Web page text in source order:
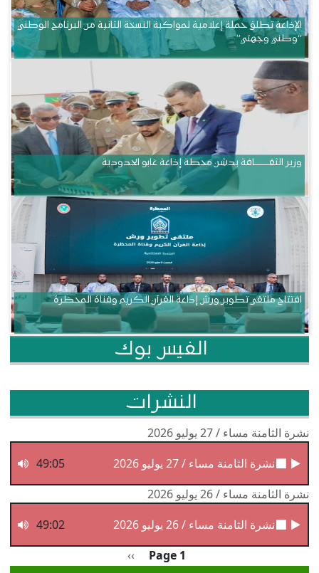
الإذاعة تطلق حملة إعلامية لمواكبة النسخة الثانية من البرنامج الوطني
“وطني وجهتي”
وزير الثقــــــــــافة يدشن محطة إذاعة غابو الحدودية
افتتاح ملتقى تطوير ورش إذاعة القرآن الكريم وقناة المحظرة
الفيس بوك
النشرات
نشرة الثامنة مساء / 27 يوليو 2026
نشرة الثامنة مساء / 27 يوليو 2026
49:05
نشرة الثامنة مساء / 26 يوليو 2026
نشرة الثامنة مساء / 26 يوليو 2026
49:02
Page 1 الصفحة التالية
››